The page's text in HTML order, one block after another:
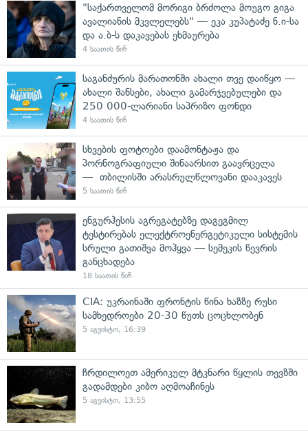
"საქართველომ მორიგი ბრძოლა მოუგო გიგა
ავალიანის მკვლელებს" — ეკა კუპატაძე ნ.ი-სა
და ა.ბ-ს დაკავებას ეხმაურება
4 საათის წინ
საგანძურის მარათონში ახალი თვე დაიწყო —
ახალი შანსები, ახალი გამარჯვებულები და
250 000-ლარიანი საპრიზო ფონდი
4 საათის წინ
სხვების ფოტოები დაამონტაჟა და
პორნოგრაფიული შინაარსით გაავრცელა
— თბილისში არასრულწლოვანი დააკავეს
5 საათის წინ
ენგურჰესის აგრეგატებზე დაგეგმილ
ტესტირებას ელექტროენერგეტიკული სისტემის
სრული გათიშვა მოჰყვა — სემეკის წევრის
განცხადება
18 საათის წინ
CIA: უკრაინაში ფრონტის წინა ხაზზე რუსი
სამხედროები 20-30 წუთს ცოცხლობენ
5 აგვისტო, 16:39
ჩრდილოეთ ამერიკულ მტკნარი წყლის თევზში
გადამდები კიბო აღმოაჩინეს
5 აგვისტო, 13:55